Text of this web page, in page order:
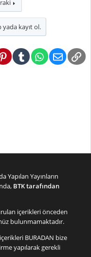
yada kayıt ol.
PinterestTumblrWhatsApp
E-posta
Yapılan Yayınların
BTK tarafından
içerikleri önceden
bulunmamaktadır.
BURADAN bize
yapılarak gerekli